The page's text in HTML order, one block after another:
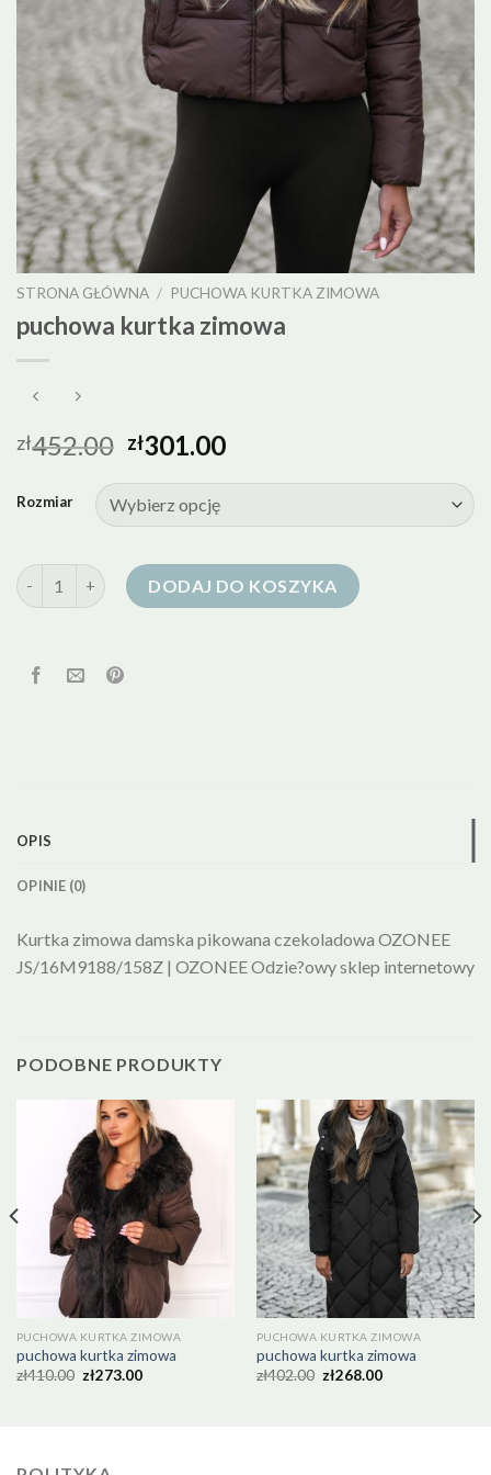
STRONA GŁÓWNA / PUCHOWA KURTKA ZIMOWA
puchowa kurtka zimowa
zł452.00 zł301.00
Rozmiar
ilość puchowa kurtka zimowaDODAJ DO KOSZYKA
OPIS
OPINIE (0)
Kurtka zimowa damska pikowana czekoladowa OZONEE
JS/16M9188/158Z | OZONEE Odzie?owy sklep internetowy
PODOBNE PRODUKTY
PUCHOWA KURTKA ZIMOWA
puchowa kurtka zimowa
zł410.00 zł273.00
PUCHOWA KURTKA ZIMOWA
puchowa kurtka zimowa
zł402.00 zł268.00